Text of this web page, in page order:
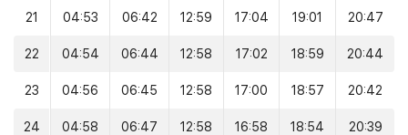
21 04:53 06:42 12:59 17:04 19:01 20:47
22 04:54 06:44 12:58 17:02 18:59 20:44
23 04:56 06:45 12:58 17:00 18:57 20:42
24 04:58 06:47 12:58 16:58 18:54 20:39